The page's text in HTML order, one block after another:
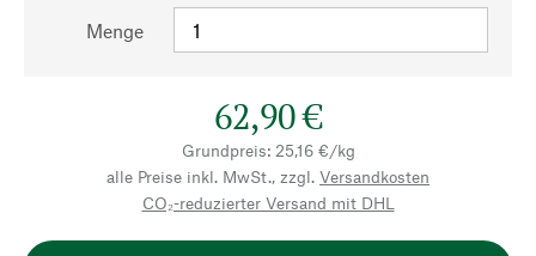
Menge
62,90 €
Grundpreis: 25,16 €/kg
alle Preise inkl. MwSt., zzgl. Versandkosten
CO₂-reduzierter Versand mit DHL